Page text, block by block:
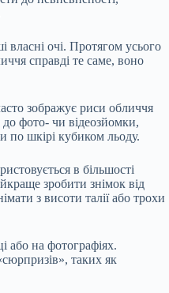
власні очі. Протягом усього
справді те саме, воно
зображує риси обличчя
фото- чи відеозйомки,
по шкірі кубиком льоду.
в більшості
зробити знімок від
з висоти талії або трохи
або на фотографіях.
таких як